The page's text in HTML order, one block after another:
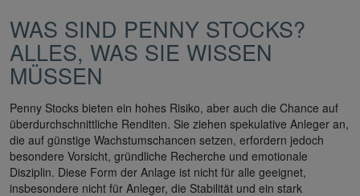
WAS SIND PENNY STOCKS?
ALLES, WAS SIE WISSEN
MÜSSEN
Penny Stocks bieten ein hohes Risiko, aber auch die Chance auf
überdurchschnittliche Renditen. Sie ziehen spekulative Anleger an,
die auf günstige Wachstumschancen setzen, erfordern jedoch
besondere Vorsicht, gründliche Recherche und emotionale
Disziplin. Diese Form der Anlage ist nicht für alle geeignet,
insbesondere nicht für Anleger, die Stabilität und ein stark